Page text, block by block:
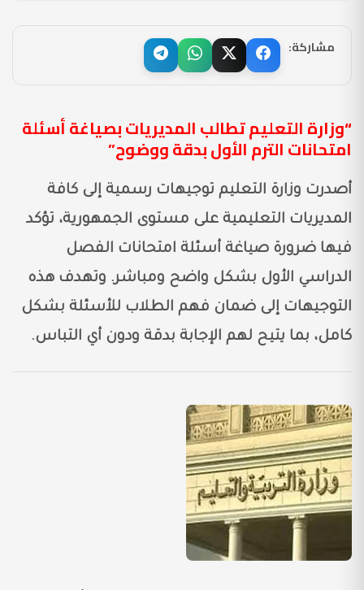
مشاركة:
“وزارة التعليم تطالب المديريات بصياغة أسئلة
امتحانات الترم الأول بدقة ووضوح”
أصدرت وزارة التعليم توجيهات رسمية إلى كافة
المديريات التعليمية على مستوى الجمهورية، تؤكد
فيها ضرورة صياغة أسئلة امتحانات الفصل
الدراسي الأول بشكل واضح ومباشر. وتهدف هذه
التوجيهات إلى ضمان فهم الطلاب للأسئلة بشكل
كامل، بما يتيح لهم الإجابة بدقة ودون أي التباس.